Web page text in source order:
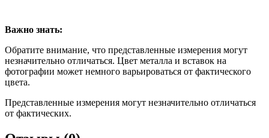
Важно знать:
Обратите внимание, что представленные измерения могут
незначительно отличаться. Цвет металла и вставок на
фотографии может немного варьироваться от фактического
цвета.
Представленные измерения могут незначительно отличаться
от фактических.